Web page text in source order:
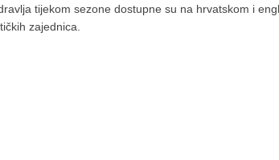
tijekom sezone dostupne su na hrvatskom i
zajednica.